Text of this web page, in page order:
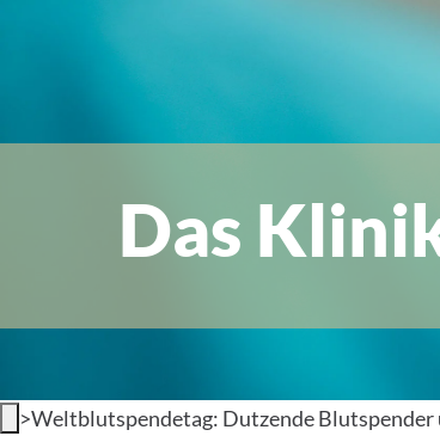
Das
>Weltblutspendetag: Dutzende Blutspender